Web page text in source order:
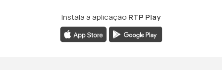
Instala a aplicação RTP Play